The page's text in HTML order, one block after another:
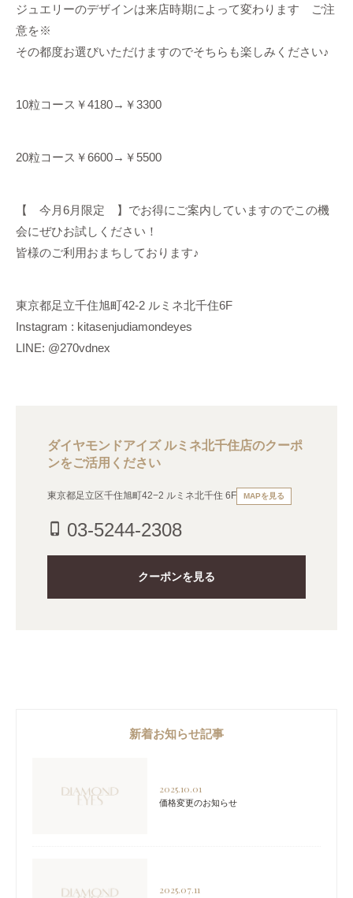
ジュエリーのデザインは来店時期によって変わります ご注
意を※
その都度お選びいただけますのでそちらも楽しみください♪
10粒コース￥4180→￥3300
20粒コース￥6600→￥5500
【 今月6月限定 】でお得にご案内していますのでこの機
会にぜひお試しください！
皆様のご利用おまちしております♪
東京都足立千住旭町42-2 ルミネ北千住6F
Instagram : kitasenjudiamondeyes
LINE: @270vdnex
ダイヤモンドアイズ ルミネ北千住店のクーポ
ンをご活用ください
東京都足立区千住旭町42−2 ルミネ北千住 6F MAPを見る
phone_iphone 03-5244-2308
クーポンを見る
新着お知らせ記事
2025.10.01
価格変更のお知らせ
2025.07.11